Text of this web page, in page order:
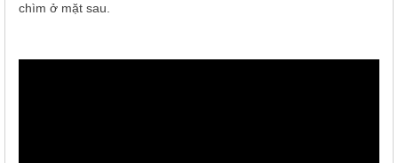
chìm ở mặt sau.